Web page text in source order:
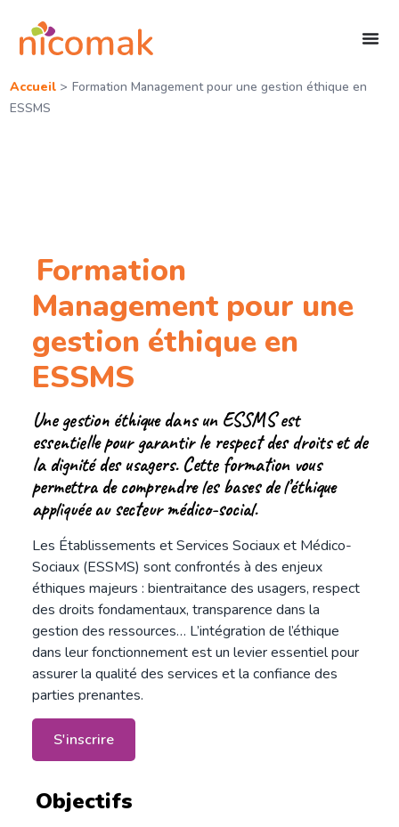
Accueil> Formation Management pour une gestion éthique en
ESSMS
Formation
Management pour une
gestion éthique en
ESSMS
Une gestion éthique dans un ESSMS est
essentielle pour garantir le respect des droits et de
la dignité des usagers. Cette formation vous
permettra de comprendre les bases de l’éthique
appliquée au secteur médico-social.
Les Établissements et Services Sociaux et Médico-
Sociaux (ESSMS) sont confrontés à des enjeux
éthiques majeurs : bientraitance des usagers, respect
des droits fondamentaux, transparence dans la
gestion des ressources… L’intégration de l’éthique
dans leur fonctionnement est un levier essentiel pour
assurer la qualité des services et la confiance des
parties prenantes.
S'inscrire
Objectifs